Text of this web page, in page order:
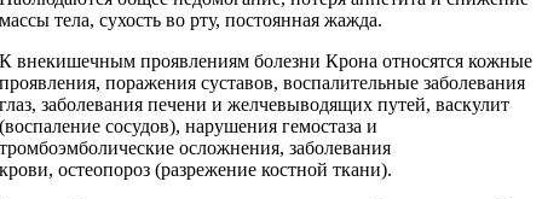
массы тела, сухость во рту, постоянная жажда.
К внекишечным проявлениям болезни Крона относятся кожные
проявления, поражения суставов, воспалительные заболевания
глаз, заболевания печени и желчевыводящих путей, васкулит
(воспаление сосудов), нарушения гемостаза и
тромбоэмболические осложнения, заболевания
крови, остеопороз (разрежение костной ткани).